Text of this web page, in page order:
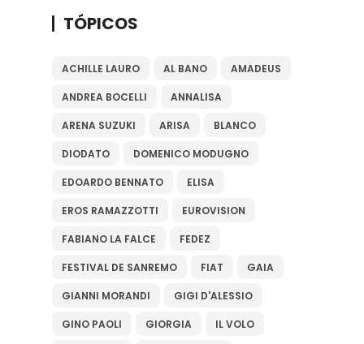
TÓPICOS
ACHILLE LAURO AL BANO AMADEUS
ANDREA BOCELLI ANNALISA
ARENA SUZUKI ARISA BLANCO
DIODATO DOMENICO MODUGNO
EDOARDO BENNATO ELISA
EROS RAMAZZOTTI EUROVISION
FABIANO LA FALCE FEDEZ
FESTIVAL DE SANREMO FIAT GAIA
GIANNI MORANDI GIGI D'ALESSIO
GINO PAOLI GIORGIA IL VOLO